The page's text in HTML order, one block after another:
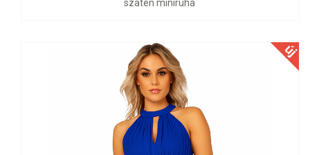
szatén miniruha